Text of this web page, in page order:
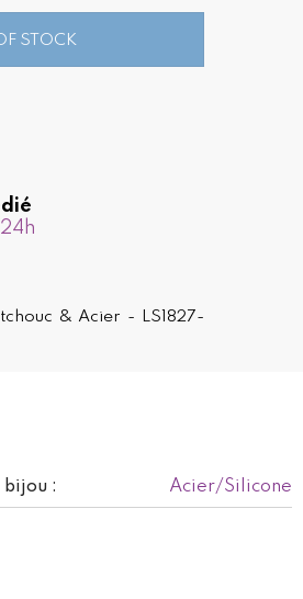
bijou : Acier/Silicone
STOCK
& Acier - LS1827-